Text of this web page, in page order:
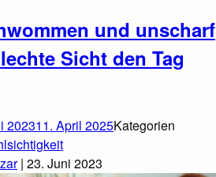
und unscharf
Sicht den Tag
202311. April 2025Kategorien
| 23. Juni 2023